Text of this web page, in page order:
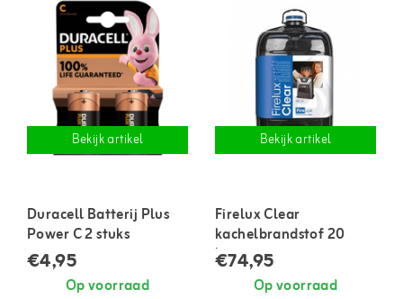
Bekijk artikel
Duracell Batterij Plus
Power C 2 stuks
€4,95
Op voorraad
Bekijk artikel
Firelux Clear
kachelbrandstof 20
liter
€74,95
Op voorraad